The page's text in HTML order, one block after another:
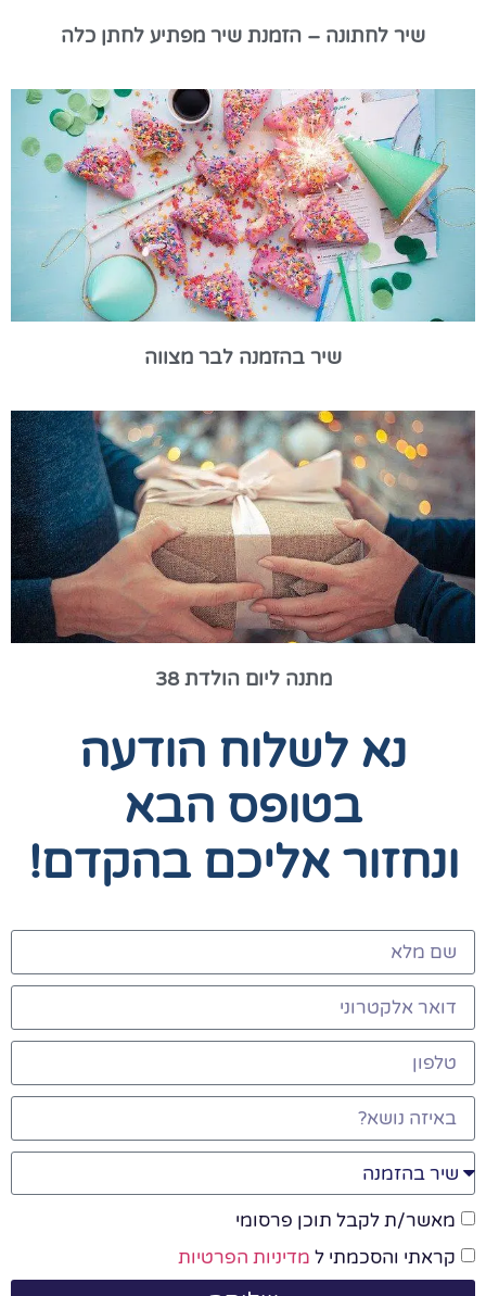
שיר לחתונה – הזמנת שיר מפתיע לחתן כלה
שיר בהזמנה לבר מצווה
מתנה ליום הולדת 38
נא לשלוח הודעה
בטופס הבא
ונחזור אליכם בהקדם!
מאשר/ת לקבל תוכן פרסומי
קראתי והסכמתי ל מדיניות הפרטיות